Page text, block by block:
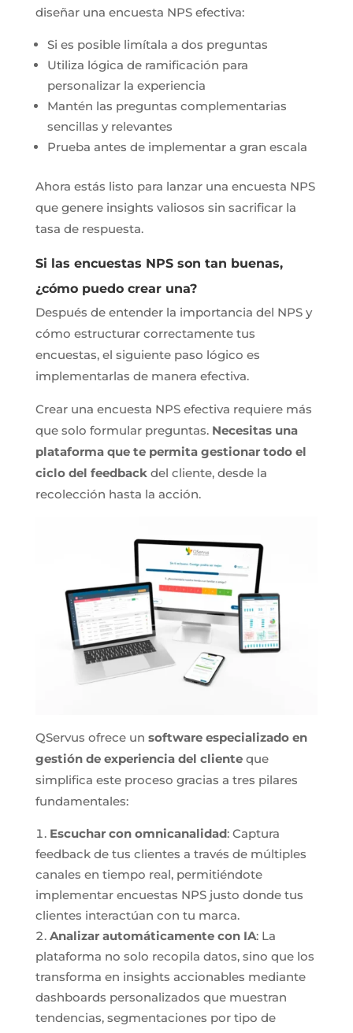
diseñar una encuesta NPS efectiva:
Si es posible limítala a dos preguntas
Utiliza lógica de ramificación para
personalizar la experiencia
Mantén las preguntas complementarias
sencillas y relevantes
Prueba antes de implementar a gran escala
Ahora estás listo para lanzar una encuesta NPS
que genere insights valiosos sin sacrificar la
tasa de respuesta.
Si las encuestas NPS son tan buenas,
¿cómo puedo crear una?
Después de entender la importancia del NPS y
cómo estructurar correctamente tus
encuestas, el siguiente paso lógico es
implementarlas de manera efectiva.
Crear una encuesta NPS efectiva requiere más
que solo formular preguntas. Necesitas una
plataforma que te permita gestionar todo el
ciclo del feedbackdel cliente, desde la
recolección hasta la acción.
QServus ofrece un software especializado en
gestión de experiencia del clienteque
simplifica este proceso gracias a tres pilares
fundamentales:
Escuchar con omnicanalidad: Captura
feedback de tus clientes a través de múltiples
canales en tiempo real, permitiéndote
implementar encuestas NPS justo donde tus
clientes interactúan con tu marca.
Analizar automáticamente con IA: La
plataforma no solo recopila datos, sino que los
transforma en insights accionables mediante
dashboards personalizados que muestran
tendencias, segmentaciones por tipo de